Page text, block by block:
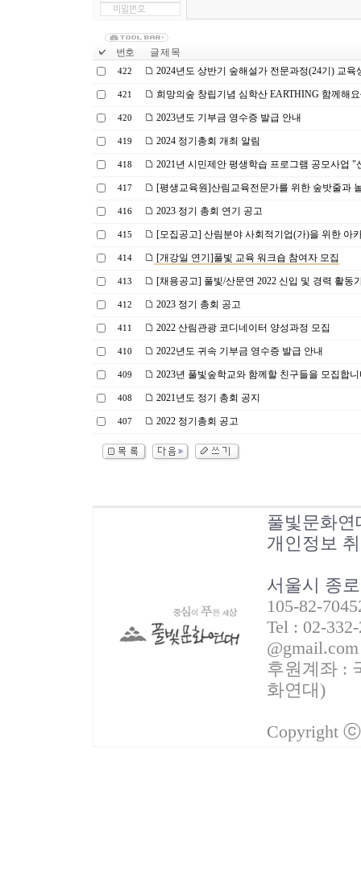
번호 글 제 목
422 2024년도 상반기 숲해설가 전문과정(24기) 교육
421 희망의숲 창립기념 심학산 EARTHING 함께해
420 2023년도 기부금 영수증 발급 안내
419 2024 정기총회 개최 알림
418 2021년 시민제안 평생학습 프로그램 공모사업 "
417 [평생교육원]산림교육전문가를 위한 숲밧줄과
416 2023 정기 총회 연기 공고
415 [모집공고] 산림분야 사회적기업(가)을 위한 아
414 [개강일 연기]풀빛 교육 워크숍 참여자 모집
413 [채용공고] 풀빛/산문연 2022 신입 및 경력 활동
412 2023 정기 총회 공고
411 2022 산림관광 코디네이터 양성과정 모집
410 2022년도 귀속 기부금 영수증 발급 안내
409 2023년 풀빛숲학교와 함께할 친구들을 모집합
408 2021년도 정기 총회 공지
407 2022 정기총회 공고
풀빛문화연
개인정보
서울시 종
105-82-
Tel : 02-
@gmail.com
후원계좌 :
화연대)
Copyright